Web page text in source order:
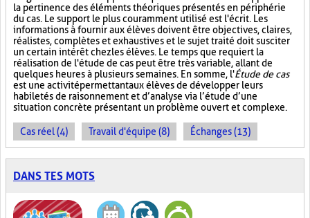
la pertinence des éléments théoriques présentés en périphérie
du cas. Le support le plus couramment utilisé est l'écrit. Les
informations à fournir aux élèves doivent être objectives, claires,
réalistes, complètes et exhaustives et le sujet traité doit susciter
un certain intérêt chez les élèves. Le temps que requiert la
réalisation de l'étude de cas peut être très variable, allant de
quelques heures à plusieurs semaines. En somme, l'Étude de cas
est une activité permettant aux élèves de développer leurs
habiletés de raisonnement et d’analyse via l’étude d’une
situation concrète présentant un problème ouvert et complexe.
Cas réel (4) Travail d'équipe (8) Échanges (13)
DANS TES MOTS